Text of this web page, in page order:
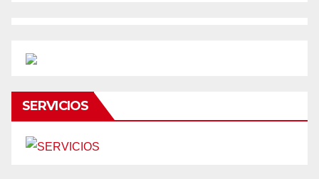
SERVICIOS